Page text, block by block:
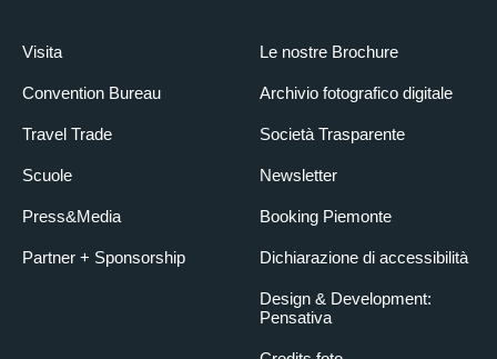
Visita
Convention Bureau
Travel Trade
Scuole
Press&Media
Partner + Sponsorship
Le nostre Brochure
Archivio fotografico digitale
Società Trasparente
Newsletter
Booking Piemonte
Dichiarazione di accessibilità
Design & Development:
Pensativa